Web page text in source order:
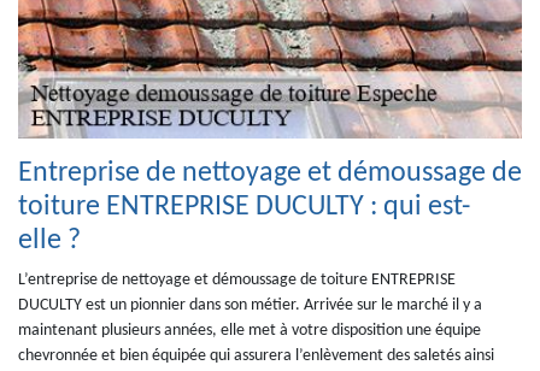
Entreprise de nettoyage et démoussage de
toiture ENTREPRISE DUCULTY : qui est-
elle ?
L’entreprise de nettoyage et démoussage de toiture ENTREPRISE
DUCULTY est un pionnier dans son métier. Arrivée sur le marché il y a
maintenant plusieurs années, elle met à votre disposition une équipe
chevronnée et bien équipée qui assurera l’enlèvement des saletés ainsi